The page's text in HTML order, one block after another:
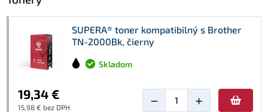
SUPERA® toner kompatibilný s Brother
TN-2000Bk, čierny
Skladom
19,34 €
15,98 € bez DPH − +